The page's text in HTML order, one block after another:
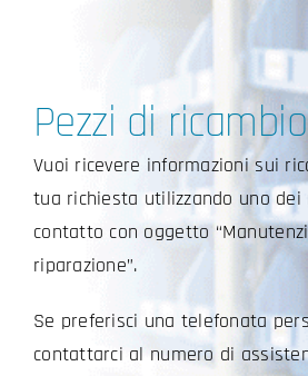
Pezzi di ricambio
Vuoi ricevere informazioni sui
tua richiesta utilizzando uno
contatto con oggetto
riparazione”.
Se preferisci una telefonata
contattarci al numero di